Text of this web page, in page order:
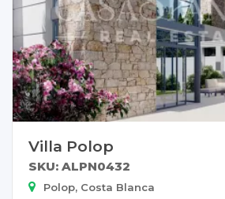
Villa Polop
SKU: ALPN0432
Polop, Costa Blanca